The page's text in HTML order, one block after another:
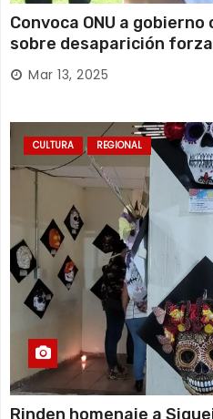
Convoca ONU a
sobre desaparición
Mar 13, 2025
CULTURA REGIONAL
Rinden homenaje a